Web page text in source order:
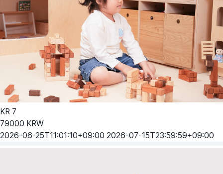
KR 7
79000 KRW
2026-06-25T11:01:10+09:00 2026-07-15T23:59:59+09:00